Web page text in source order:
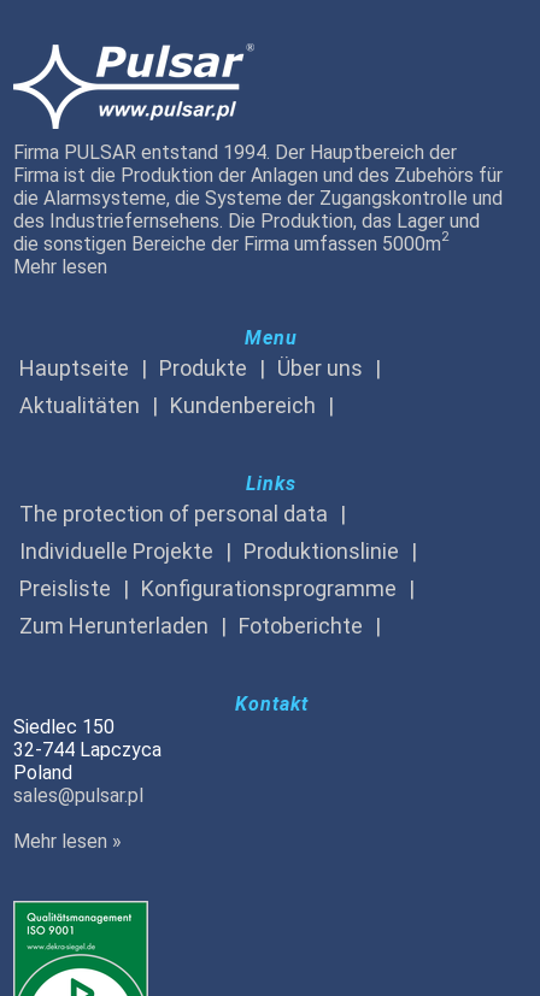
Firma PULSAR entstand 1994. Der Hauptbereich der
Firma ist die Produktion der Anlagen und des Zubehörs für
die Alarmsysteme, die Systeme der Zugangskontrolle und
des Industriefernsehens. Die Produktion, das Lager und
die sonstigen Bereiche der Firma umfassen 5000m2
Mehr lesen
Menu
Hauptseite Produkte
Über uns
Aktualitäten
Kundenbereich
Links
The protection of personal data
Individuelle Projekte
Produktionslinie
Preisliste
Konfigurationsprogramme
Zum Herunterladen
Fotoberichte
Kontakt
Siedlec 150
32-744 Lapczyca
Poland
sales@pulsar.pl
Mehr lesen »